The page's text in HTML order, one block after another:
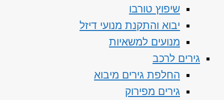
שיפוץ טורבו
יבוא והתקנת מנועי דיזל
מנועים למשאיות
גירים לרכב
החלפת גירים מיבוא
גירים מפירוק